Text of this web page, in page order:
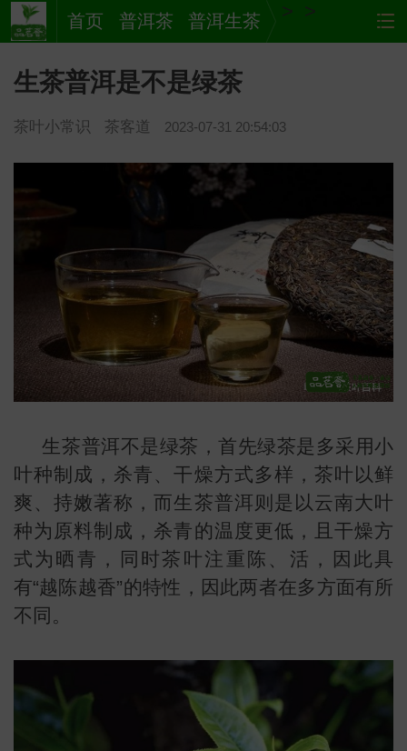
首页 >
普洱茶 >
普洱生茶
网站
生茶普洱是不是绿茶
茶叶小常识 茶客道 2023-07-31 20:54:03
生茶普洱不是绿茶，首先绿茶是多采用小
叶种制成，杀青、干燥方式多样，茶叶以鲜
爽、持嫩著称，而生茶普洱则是以云南大叶
种为原料制成，杀青的温度更低，且干燥方
式为晒青，同时茶叶注重陈、活，因此具
有“越陈越香”的特性，因此两者在多方面有所
不同。